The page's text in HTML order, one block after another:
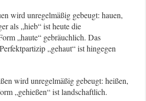
wird unregelmäßig gebeugt: hauen,
als „hieb“ ist heute die
„haute“ gebräuchlich. Das
„gehaut“ ist hingegen
wird unregelmäßig gebeugt: heißen,
„gehießen“ ist landschaftlich.